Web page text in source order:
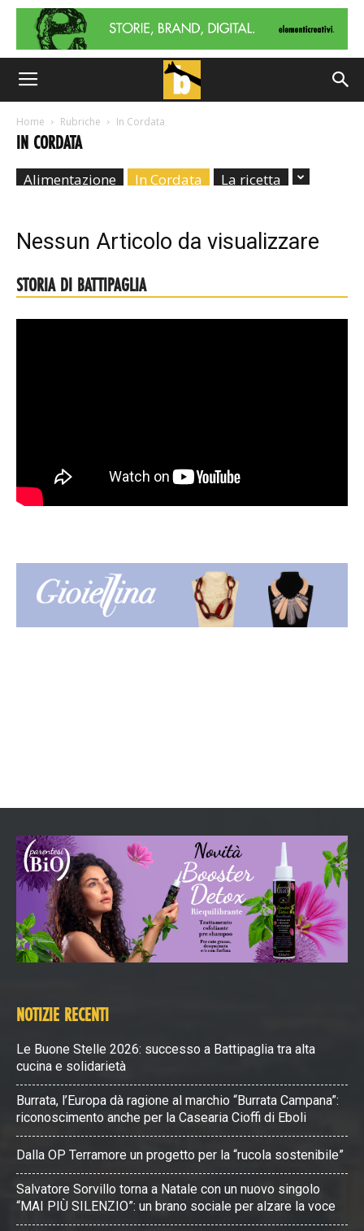
Home Rubriche In Cordata
IN CORDATA
Alimentazione In Cordata La ricetta
Nessun Articolo da visualizzare
STORIA DI BATTIPAGLIA
NOTIZIE RECENTI
Le Buone Stelle 2026: successo a Battipaglia tra alta
cucina e solidarietà
Burrata, l’Europa dà ragione al marchio “Burrata Campana”:
riconoscimento anche per la Casearia Cioffi di Eboli
Dalla OP Terramore un progetto per la “rucola sostenibile”
Salvatore Sorvillo torna a Natale con un nuovo singolo
“MAI PIÙ SILENZIO”: un brano sociale per alzare la voce